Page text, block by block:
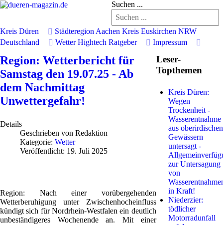
Suchen ...
Kreis Düren Städteregion Aachen Kreis Euskirchen NRW
Deutschland
Wetter Hightech Ratgeber Impressum
Region: Wetterbericht für
Samstag den 19.07.25 - Ab
dem Nachmittag
Unwettergefahr!
Details
Geschrieben von Redaktion
Kategorie: Wetter
Veröffentlicht: 19. Juli 2025
Region: Nach einer vorübergehenden
Wetterberuhigung unter Zwischenhocheinfluss
kündigt sich für Nordrhein-Westfalen ein deutlich
unbeständigeres Wochenende an. Mit einer
Leser-
Topthemen
Kreis Düren:
Wegen
Trockenheit -
Wasserentnahme
aus oberirdischen
Gewässern
untersagt -
zur Untersagung
von
in Kraft!
Niederzier:
tödlicher
Motorradunfall